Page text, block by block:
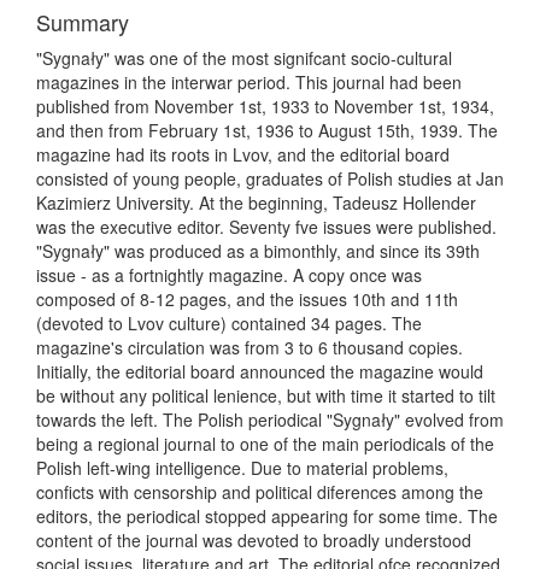
Summary
"Sygnały" was one of the most signifcant socio-cultural
magazines in the interwar period. This journal had been
published from November 1st, 1933 to November 1st, 1934,
and then from February 1st, 1936 to August 15th, 1939. The
magazine had its roots in Lvov, and the editorial board
consisted of young people, graduates of Polish studies at Jan
Kazimierz University. At the beginning, Tadeusz Hollender
was the executive editor. Seventy fve issues were published.
"Sygnały" was produced as a bimonthly, and since its 39th
issue - as a fortnightly magazine. A copy once was
composed of 8-12 pages, and the issues 10th and 11th
(devoted to Lvov culture) contained 34 pages. The
magazine's circulation was from 3 to 6 thousand copies.
Initially, the editorial board announced the magazine would
be without any political lenience, but with time it started to tilt
towards the left. The Polish periodical "Sygnały" evolved from
being a regional journal to one of the main periodicals of the
Polish left-wing intelligence. Due to material problems,
conficts with censorship and political diferences among the
editors, the periodical stopped appearing for some time. The
content of the journal was devoted to broadly understood
social issues, literature and art. The editorial ofce recognized